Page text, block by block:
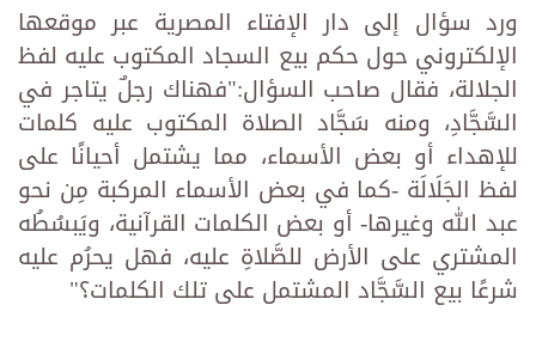
ورد سؤال إلى دار الإفتاء المصرية عبر موقعها
الإلكتروني حول حكم بيع السجاد المكتوب عليه لفظ
الجلالة، فقال صاحب السؤال:"فهناك رجلٌ يتاجر في
السَّجَّادِ، ومنه سَجَّاد الصلاة المكتوب عليه كلمات
للإهداء أو بعض الأسماء، مما يشتمل أحيانًا على
لفظ الجَلَالَة -كما في بعض الأسماء المركبة مِن نحو
عبد الله وغيرها- أو بعض الكلمات القرآنية، ويَبسُطُه
المشتري على الأرض للصَّلاةِ عليه، فهل يحرُم عليه
شرعًا بيع السَّجَّاد المشتمل على تلك الكلمات؟"